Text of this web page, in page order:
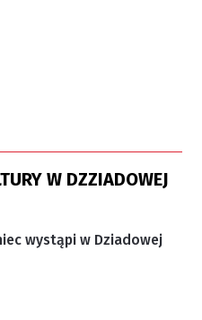
W DZZIADOWEJ
wystąpi w Dziadowej